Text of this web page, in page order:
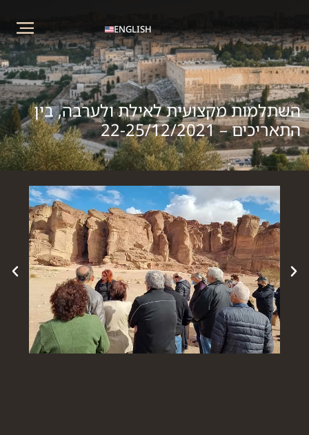
ENGLISH
השתלמות מקצועית לאילת ולערבה, בין
התאריכים – 22-25/12/2021